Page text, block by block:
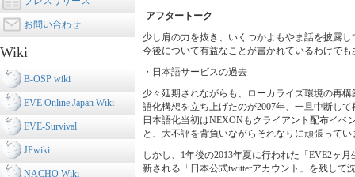
お問い合わせ
Wiki
B-OSP wiki
EVE Online Japan Wiki
EVE-Survival
JPwiki
NACHO Wiki
-アフタートーク
少し肩の力を抜き、いくつかよもやま話を披露
今後について有益なことが書かれているわけで
・日本語サービスの過去
少々延期されながらも、ローカライズ環境の再
語化構想を立ち上げたのが2007年、一旦中断し
日本語化当初はNEXONもクライアント配布イベ
と、大不評を背負いながらそれなりに頑張ってい
しかし、1年後の2013年夏に行われた「EVE2ヶ
新される「日本公式twitterアカウント」を残して